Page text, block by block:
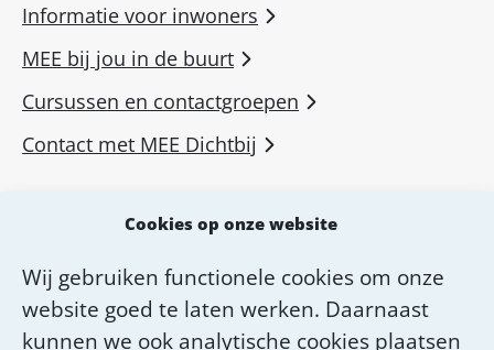
Cookies op onze website
Wij gebruiken functionele cookies om onze
website goed te laten werken. Daarnaast
kunnen we ook analytische cookies plaatsen
Informatie voor inwoners
MEE bij jou in de buurt
Cursussen en contactgroepen
Contact met MEE Dichtbij
Diensten van MEE Dichtbij
Over MEE Dichtbij